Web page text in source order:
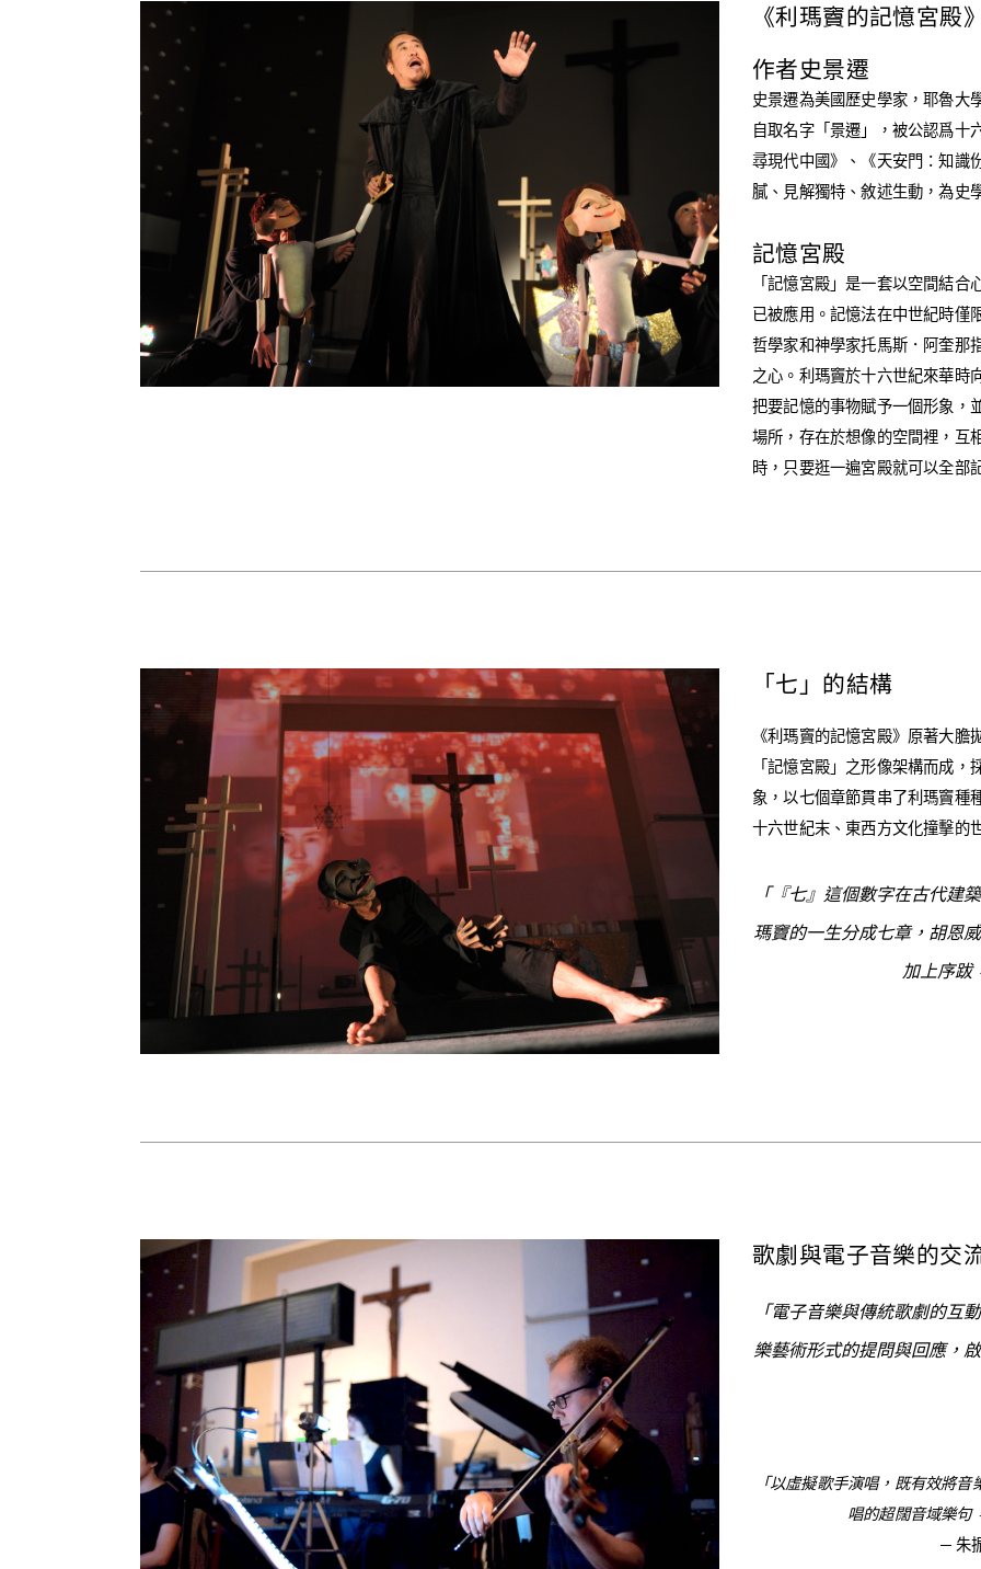
《利瑪竇的記憶宮殿
作者史景遷
史景遷為美國歷史學家，耶魯大
自取名字「景遷」，被公認爲十
尋現代中國》、《天安門：知識
膩、見解獨特、敘述生動，為史
記憶宮殿
「記憶宮殿」是一套以空間結
已被應用。記憶法在中世紀時僅
哲學家和神學家托馬斯．阿奎那
之心。利瑪竇於十六世紀來華時
把要記憶的事物賦予一個形象，
場所，存在於想像的空間裡，互
時，只要逛一遍宮殿就可以全部
「七」的結構
《利瑪竇的記憶宮殿》原著大
「記憶宮殿」之形像架構而成
象，以七個章節貫串了利瑪竇種
十六世紀末、東西方文化撞擊的
「『七』這個數字在古代建
瑪竇的一生分成七章，胡恩
加上序跋
歌劇與電子音樂的交
「電子音樂與傳統歌劇的互
樂藝術形式的提問與回應，
「以虛擬歌手演唱，既有效將
唱的超闊音域樂句
─ 朱